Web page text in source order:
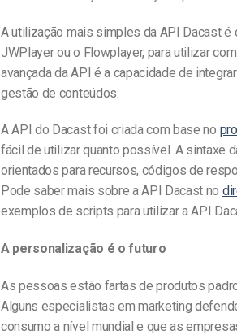
A utilização mais simples da API Dacast
JWPlayer ou o Flowplayer, para utilizar
avançada da API é a capacidade de
gestão de conteúdos.
A API do Dacast foi criada com base no
fácil de utilizar quanto possível. A sintaxe
orientados para recursos, códigos de
Pode saber mais sobre a API Dacast no
exemplos de scripts para utilizar a API
A personalização é o futuro
As pessoas estão fartas de produtos
Alguns especialistas em marketing
consumo a nível mundial e que as